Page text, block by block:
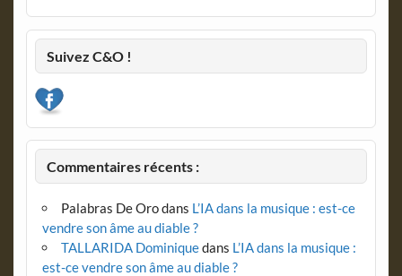
Suivez C&O !
Commentaires récents :
Palabras De Orodans L’IA dans la musique : est-ce
vendre son âme au diable ?
TALLARIDA Dominiquedans L’IA dans la musique :
est-ce vendre son âme au diable ?